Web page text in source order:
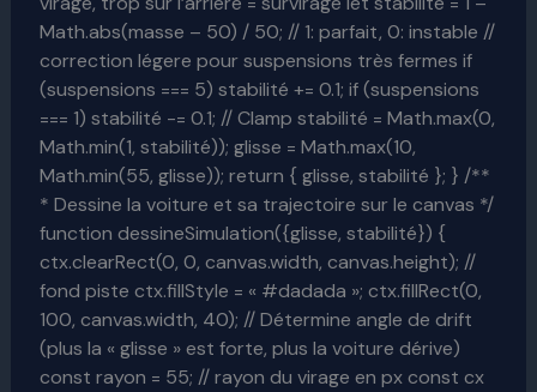
Math.abs(masse – 50) / 50; // 1: parfait, 0: instable //
correction légere pour suspensions très fermes if
(suspensions === 5) stabilité += 0.1; if (suspensions
=== 1) stabilité -= 0.1; // Clamp stabilité = Math.max(0,
Math.min(1, stabilité)); glisse = Math.max(10,
Math.min(55, glisse)); return { glisse, stabilité }; } /**
* Dessine la voiture et sa trajectoire sur le canvas */
function dessineSimulation({glisse, stabilité}) {
ctx.clearRect(0, 0, canvas.width, canvas.height); //
fond piste ctx.fillStyle = « #dadada »; ctx.fillRect(0,
100, canvas.width, 40); // Détermine angle de drift
(plus la « glisse » est forte, plus la voiture dérive)
const rayon = 55; // rayon du virage en px const cx